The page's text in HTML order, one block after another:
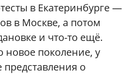
в Екатеринбурге —
в Москве, а потом
и что-то ещё.
новое поколение, у
о